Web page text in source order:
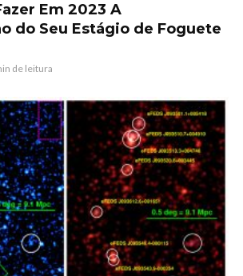
Em 2023 A
do Seu Estágio de Foguete
de leitura